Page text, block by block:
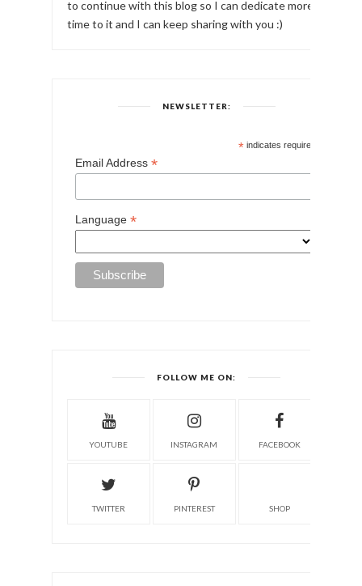
to continue with this blog so I can dedicate more
time to it and I can keep sharing with you :)
NEWSLETTER:
*indicates required
Email Address *
Language *
FOLLOW ME ON:
YOUTUBE INSTAGRAM FACEBOOK
TWITTER PINTEREST SHOP